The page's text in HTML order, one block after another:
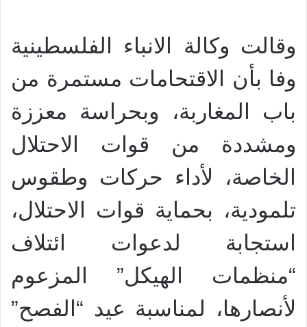
وقالت وكالة الانباء الفلسطينية
وفا بأن الاقتحامات مستمرة من
باب المغاربة، وبحراسة معززة
ومشددة من قوات الاحتلال
الخاصة، لأداء حركات وطقوس
تلمودية، بحماية قوات الاحتلال،
استجابة لدعوات ائتلاف
“منظمات الهيكل” المزعوم
لأنصارها، لمناسبة عيد “الفصح”